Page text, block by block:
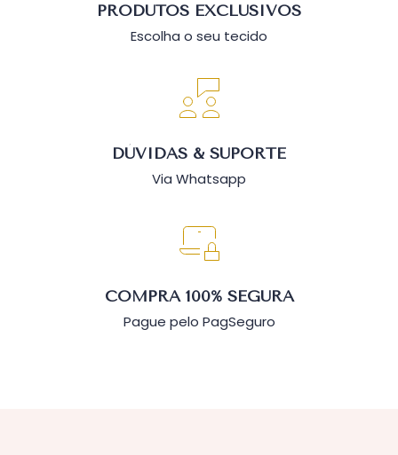
PRODUTOS EXCLUSIVOS
Escolha o seu tecido
DÚVIDAS & SUPORTE
Via Whatsapp
COMPRA 100% SEGURA
Pague pelo PagSeguro